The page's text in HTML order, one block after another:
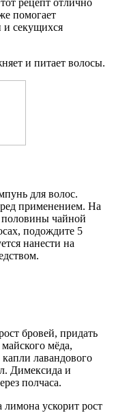
рецепт отлично
помогает
и секущихся
и питает волосы.
для волос.
применением. На
чайной
подождите 5
нанести на
бровей, придать
мёда,
лавандового
Димексида и
полчаса.
ускорит рост